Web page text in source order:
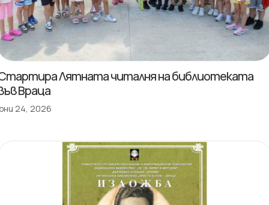
Лятната читалня на библиотеката
Враца
24, 2026